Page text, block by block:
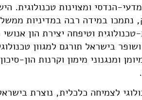
הנדסי ומצוינות טכנולוגית.
במידה רבה במדיניות
טכנולוגית וטיפחה יצירת הון
בישראל תורגם למגוון
ומנגנוני מימון וקרנות הון-
לצמיחה כלכלית, נוצרת